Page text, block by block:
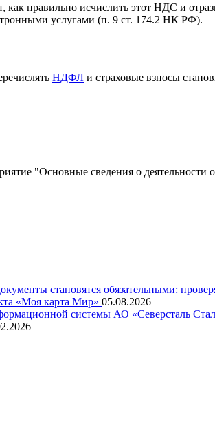
правильно исчислить этот НДС и
услугами (п. 9 ст. 174.2 НК РФ).
НДФЛ и страховые взносы
"Основные сведения о
становятся обязательными:
«Моя карта Мир» 05.08.2026
системы АО «Северсталь